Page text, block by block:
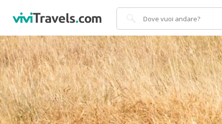
Cerca